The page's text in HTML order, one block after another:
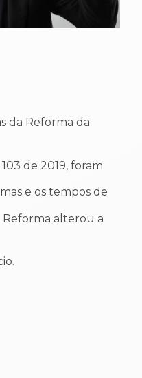
da Reforma da
de 2019, foram
e os tempos de
Reforma alterou a